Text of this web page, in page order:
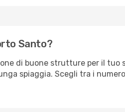
Santo?
di buone strutture per il
spiaggia. Scegli tra i